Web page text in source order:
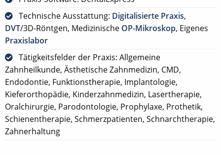
Technische Ausstattung: Digitalisierte Praxis,
DVT/3D-Röntgen, Medizinische OP-Mikroskop, Eigenes
Praxislabor
Tätigkeitsfelder der Praxis: Allgemeine
Zahnheilkunde, Ästhetische Zahnmedizin, CMD,
Endodontie, Funktionstherapie, Implantologie,
Kieferorthopädie, Kinderzahnmedizin, Lasertherapie,
Oralchirurgie, Parodontologie, Prophylaxe, Prothetik,
Schienentherapie, Schmerzpatienten, Schnarchtherapie,
Zahnerhaltung